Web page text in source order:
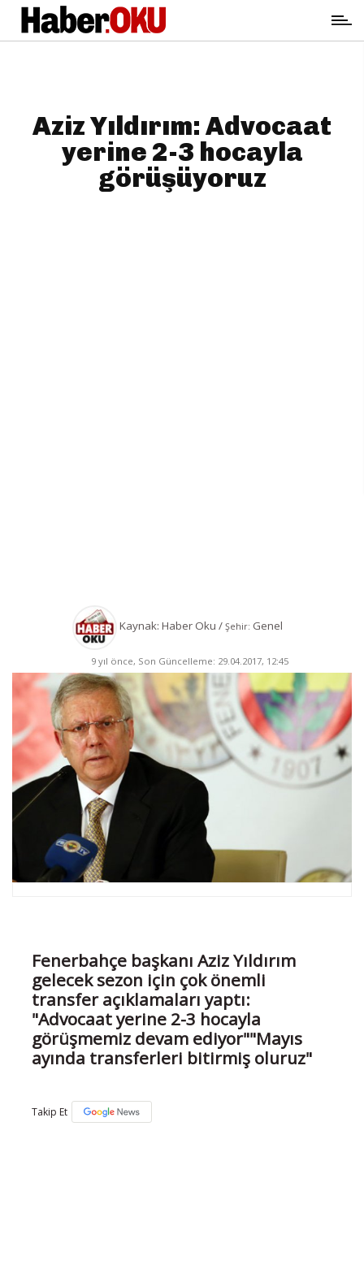
Aziz Yıldırım: Advocaat
yerine 2-3 hocayla
görüşüyoruz
Kaynak: Haber Oku / Şehir: Genel
9 yıl önce, Son Güncelleme: 29.04.2017, 12:45
Fenerbahçe başkanı Aziz Yıldırım
gelecek sezon için çok önemli
transfer açıklamaları yaptı:
"Advocaat yerine 2-3 hocayla
görüşmemiz devam ediyor""Mayıs
ayında transferleri bitirmiş oluruz"
Takip Et